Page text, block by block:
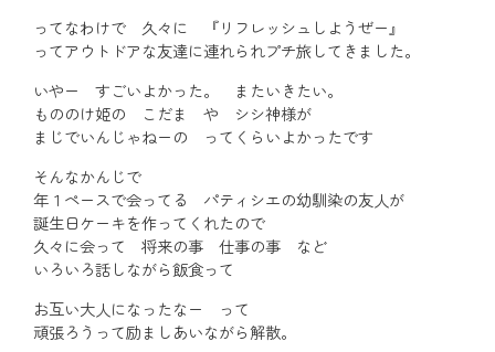
ってなわけで 久々に 『リフレッシュしようぜー』
ってアウトドアな友達に連れられプチ旅してきました。
いやー すごいよかった。 またいきたい。
もののけ姫の こだま や シシ神様が
まじでいんじゃねーの ってくらいよかったです
そんなかんじで
年１ペースで会ってる パティシエの幼馴染の友人が
誕生日ケーキを作ってくれたので
久々に会って 将来の事 仕事の事 など
いろいろ話しながら飯食って
お互い大人になったなー って
頑張ろうって励ましあいながら解散。